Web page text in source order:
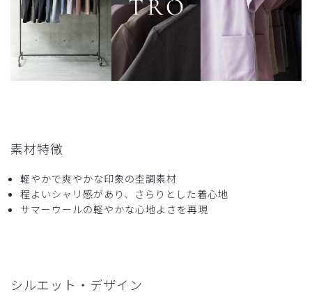
商品：L28レディース:ストレートパンツ・TRO/フォグ
ブルー/M
役に立った 1
素材特徴
軽やかで爽やかな印象の杢調素材
程よいシャリ感があり、さらりとした着心地
サマーウールの軽やかな心地よさを再現
シルエット・デザイン